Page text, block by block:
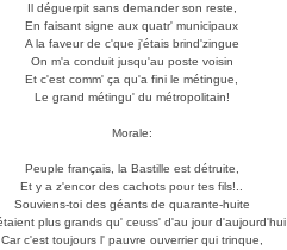
Il déguerpit sans demander son reste,
En faisant signe aux quatr' municipaux
A la faveur de c'que j'étais brind'zingue
On m'a conduit jusqu'au poste voisin
Et c'est comm' ça qu'a fini le métingue,
Le grand métingu' du métropolitain!
Morale:
Peuple français, la Bastille est détruite,
Et y a z'encor des cachots pour tes fils!..
Souviens-toi des géants de quarante-huite
plus grands qu' ceuss' d'au jour d'aujourd'hui
Car c'est toujours l' pauvre ouverrier qui trinque,